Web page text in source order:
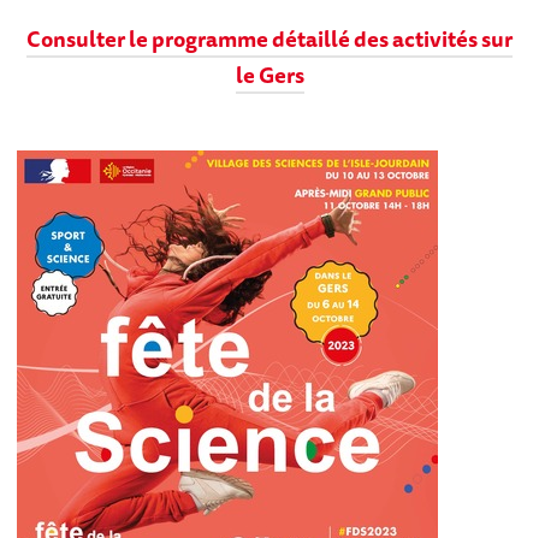
Consulter le programme détaillé des activités sur
le Gers